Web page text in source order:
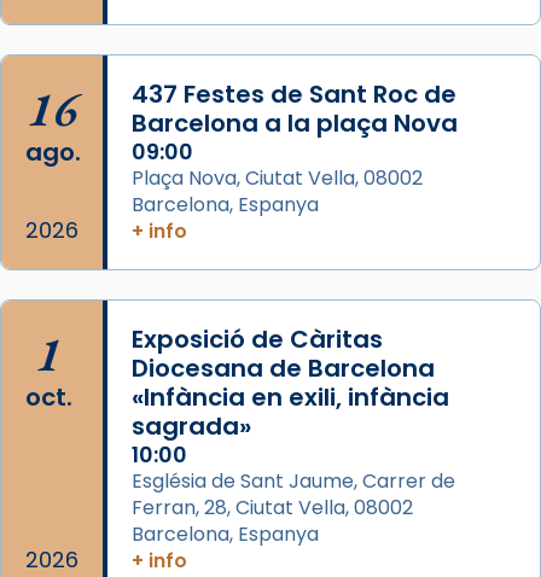
16
ago.
2026
437 Festes de Sant Roc de
Barcelona a la plaça Nova
09:00
Plaça Nova, Ciutat Vella, 08002
Barcelona, Espanya
+ info
1
oct.
2026
Exposició de Càritas
Diocesana de Barcelona
«Infància en exili, infància
sagrada»
10:00
Església de Sant Jaume, Carrer de
Ferran, 28, Ciutat Vella, 08002
Barcelona, Espanya
+ info